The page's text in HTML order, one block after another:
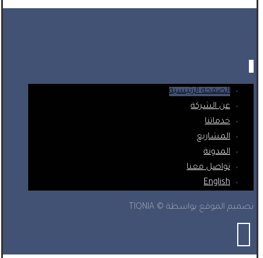
الصفحة الرئيسية
عن الشركة
خدماتنا
المشاريع
المدونة
تواصل معنا
English
تصميم الموقع بواسطة © TIQNIA